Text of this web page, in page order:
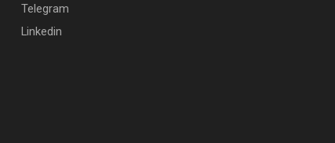
Telegram
Linkedin